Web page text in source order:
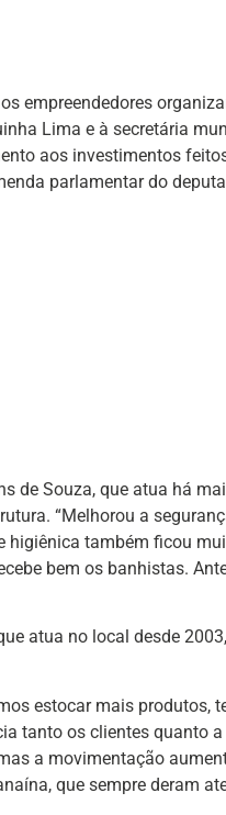
empreendedores
Lima e à secretária
aos investimentos
parlamentar do
de Souza, que atua há
“Melhorou a
higiênica também ficou
bem os banhistas.
atua no local desde
estocar mais produtos,
tanto os clientes quanto
a movimentação
que sempre deram